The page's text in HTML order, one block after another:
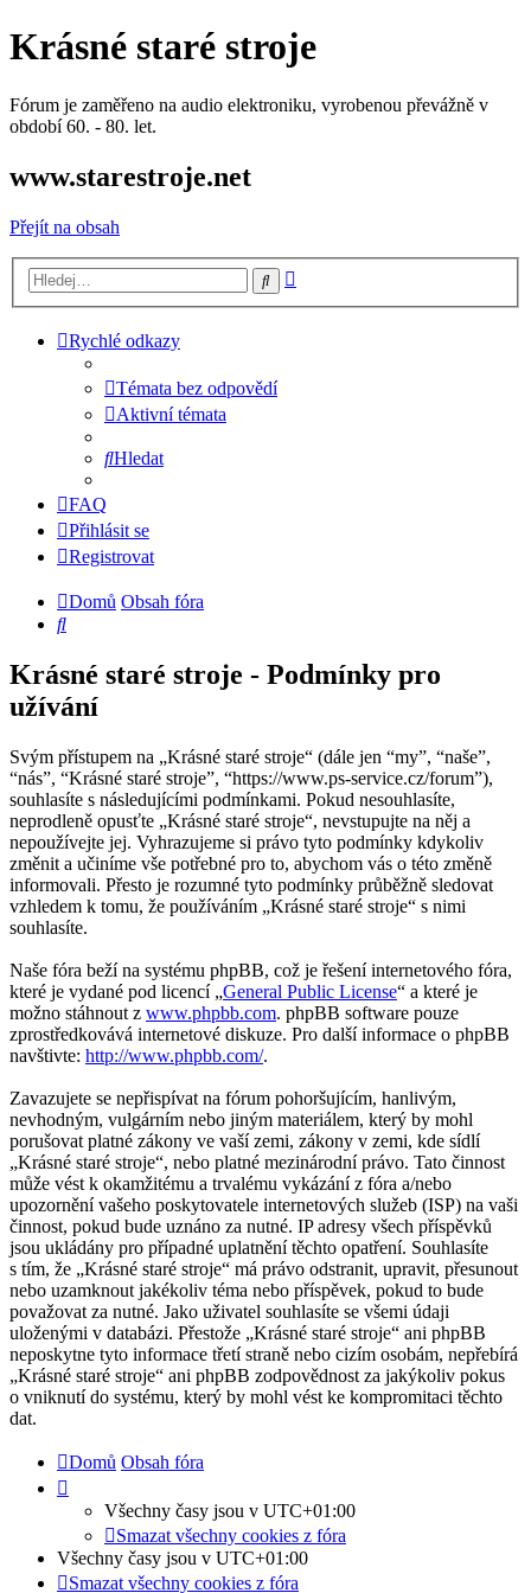
Krásné staré stroje
Fórum je zaměřeno na audio elektroniku, vyrobenou převážně v
období 60. - 80. let.
www.starestroje.net
Přejít na obsah
Hledat
Rychlé odkazy
Témata bez odpovědí
Aktivní témata
Hledat
FAQ
Přihlásit se
Registrovat
Domů Obsah fóra
Hledat
Krásné staré stroje - Podmínky pro
užívání
Svým přístupem na „Krásné staré stroje“ (dále jen “my”, “naše”,
“nás”, “Krásné staré stroje”, “https://www.ps-service.cz/forum”),
souhlasíte s následujícími podmínkami. Pokud nesouhlasíte,
neprodleně opusťte „Krásné staré stroje“, nevstupujte na něj a
nepoužívejte jej. Vyhrazujeme si právo tyto podmínky kdykoliv
změnit a učiníme vše potřebné pro to, abychom vás o této změně
informovali. Přesto je rozumné tyto podmínky průběžně sledovat
vzhledem k tomu, že používáním „Krásné staré stroje“ s nimi
souhlasíte.
Naše fóra beží na systému phpBB, což je řešení internetového fóra,
které je vydané pod licencí „General Public License“ a které je
možno stáhnout z www.phpbb.com. phpBB software pouze
zprostředkovává internetové diskuze. Pro další informace o phpBB
navštivte: http://www.phpbb.com/.
Zavazujete se nepřispívat na fórum pohoršujícím, hanlivým,
nevhodným, vulgárním nebo jiným materiálem, který by mohl
porušovat platné zákony ve vaší zemi, zákony v zemi, kde sídlí
„Krásné staré stroje“, nebo platné mezinárodní právo. Tato činnost
může vést k okamžitému a trvalému vykázání z fóra a/nebo
upozornění vašeho poskytovatele internetových služeb (ISP) na vaši
činnost, pokud bude uznáno za nutné. IP adresy všech příspěvků
jsou ukládány pro případné uplatnění těchto opatření. Souhlasíte
s tím, že „Krásné staré stroje“ má právo odstranit, upravit, přesunout
nebo uzamknout jakékoliv téma nebo příspěvek, pokud to bude
považovat za nutné. Jako uživatel souhlasíte se všemi údaji
uloženými v databázi. Přestože „Krásné staré stroje“ ani phpBB
neposkytne tyto informace třetí straně nebo cizím osobám, nepřebírá
„Krásné staré stroje“ ani phpBB zodpovědnost za jakýkoliv pokus
o vniknutí do systému, který by mohl vést ke kompromitaci těchto
dat.
Domů Obsah fóra
Všechny časy jsou v UTC+01:00
Smazat všechny cookies z fóra
Všechny časy jsou v UTC+01:00
Smazat všechny cookies z fóra